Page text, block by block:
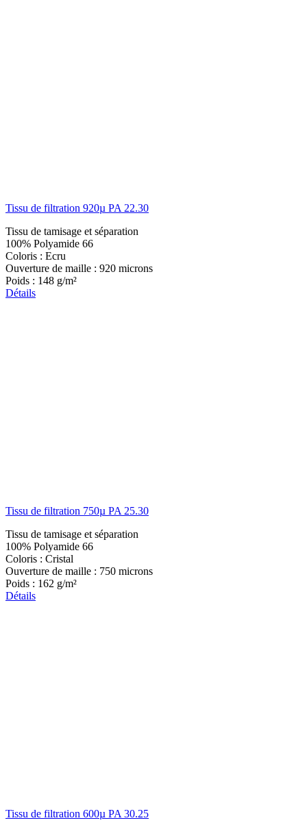
Tissu de filtration 920µ PA 22.30
Tissu de tamisage et séparation
100% Polyamide 66
Coloris : Ecru
Ouverture de maille : 920 microns
Poids : 148 g/m²
Détails
Tissu de filtration 750µ PA 25.30
Tissu de tamisage et séparation
100% Polyamide 66
Coloris : Cristal
Ouverture de maille : 750 microns
Poids : 162 g/m²
Détails
Tissu de filtration 600µ PA 30.25